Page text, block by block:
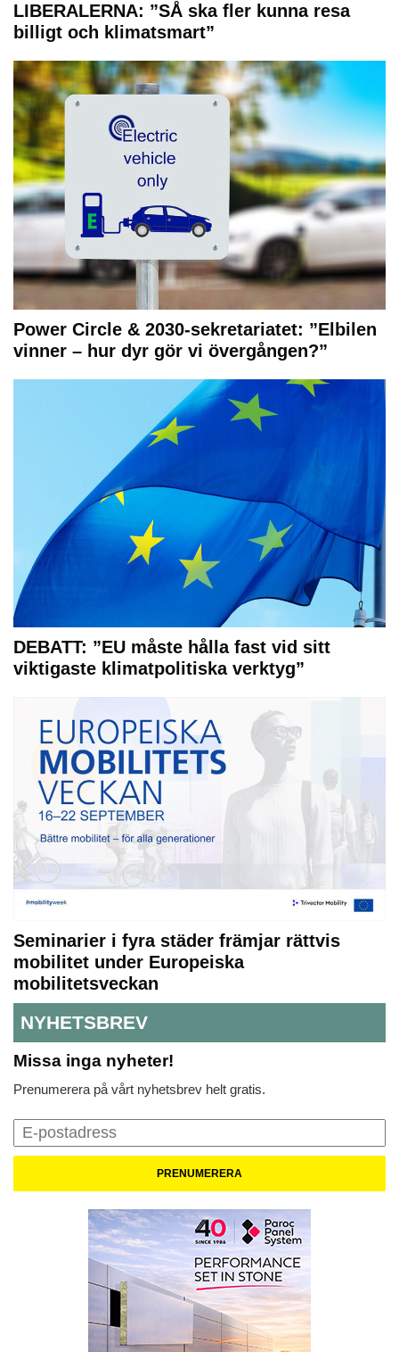
LIBERALERNA: ”SÅ ska fler kunna resa
billigt och klimatsmart”
Power Circle & 2030-sekretariatet: ”Elbilen
vinner – hur dyr gör vi övergången?”
DEBATT: ”EU måste hålla fast vid sitt
viktigaste klimatpolitiska verktyg”
Seminarier i fyra städer främjar rättvis
mobilitet under Europeiska
mobilitetsveckan
NYHETSBREV
Missa inga nyheter!
Prenumerera på vårt nyhetsbrev helt gratis.